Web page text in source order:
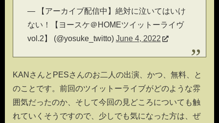
— 【アーカイブ配信中】絶対に泣いてはいけ
ない！【ヨースケ＠HOMEツイットーライヴ
vol.2】 (@yosuke_twitto) June 4, 2022
KANさんとPESさんのお二人の出演、かつ、無料、と
のことです。前回のツイットーライブがどのような雰
囲気だったのか、そして今回の見どころについても触
れていくそうですので、少しでも気になった方は、ぜ